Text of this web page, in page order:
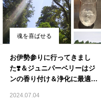
マ協会
魂を喜ばせる
お伊勢参りに行ってきまし
た❣️＆ジュニパーベリーはジ
ンの香り付け＆浄化に最適薬
2024.07.04